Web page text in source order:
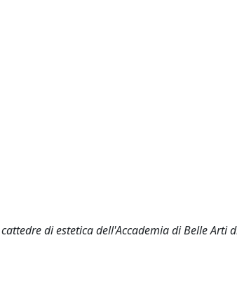
di estetica dell'Accademia di Belle Arti